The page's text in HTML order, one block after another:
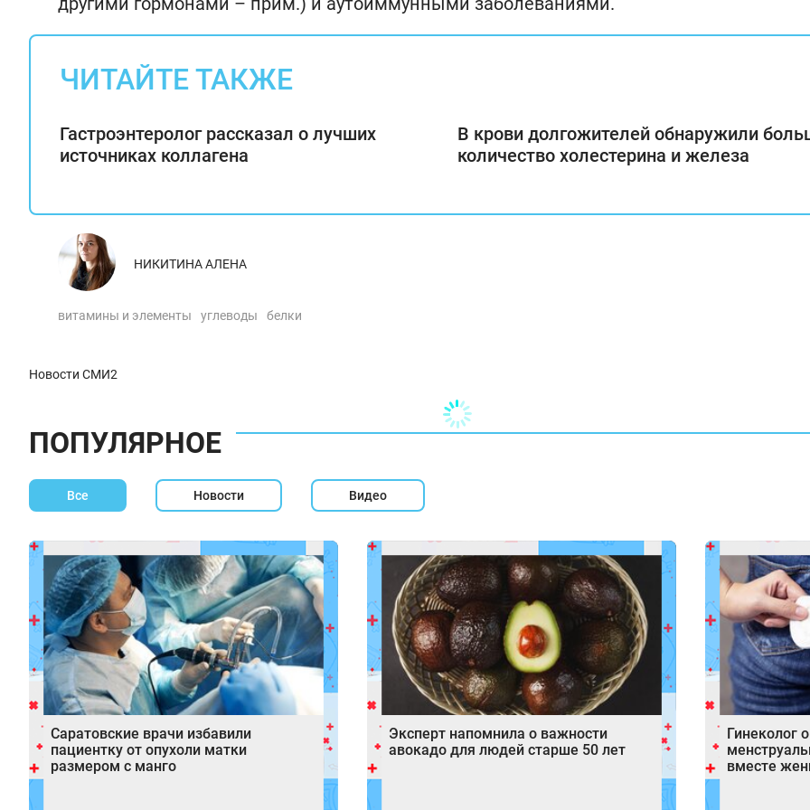
ЧИТАЙТЕ ТАКЖЕ
Гастроэнтеролог рассказал о лучших
источниках коллагена
В крови долгожителей обнаружили
количество холестерина и железа
НИКИТИНА АЛЕНА
витамины и элементы углеводы белки
Новости СМИ2
ПОПУЛЯРНОЕ
Все Новости Видео
Саратовские врачи избавили
пациентку от опухоли матки
размером с манго
Эксперт напомнила о важности
авокадо для людей старше 50 лет
Гинеколог
вместе